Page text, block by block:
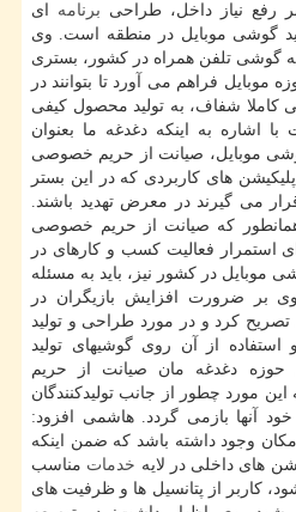
رفع نیاز داخل، طراحی برنامه ای
گوشی موبایل در منطقه است. وی
گوشی تلفن همراه در كشور، بستری
موبایل فراهم می آورد تا بتوانند در
كاملا شفاف، به تولید محصول كیفی
با اشاره به اینكه دغدغه ما بعنوان
موبایل، صیانت از حریم خصوصی
های كاربردی كه در این بستر
می گیرند در معرض تهدید باشند.
كه صیانت از حریم خصوصی
استمرار فعالیت كسب و كارهای در
موبایل در كشور نیز، باید به مسئله
بر ضرورت افزایش بازیگران در
تصریح كرد و در مورد طراحی و تولید
از آن روی گوشیهای تولید
حوزه دغدغه مان صیانت از حریم
مورد چطور از جانب تولیدكنندگان
آنها بازمی گردد. هاشمی افزود:
وجود داشته باشد كه ضمن اینكه
های داخلی در لایه خدمات مناسب
كاربر از پتانسیل ها و ظرفیت های